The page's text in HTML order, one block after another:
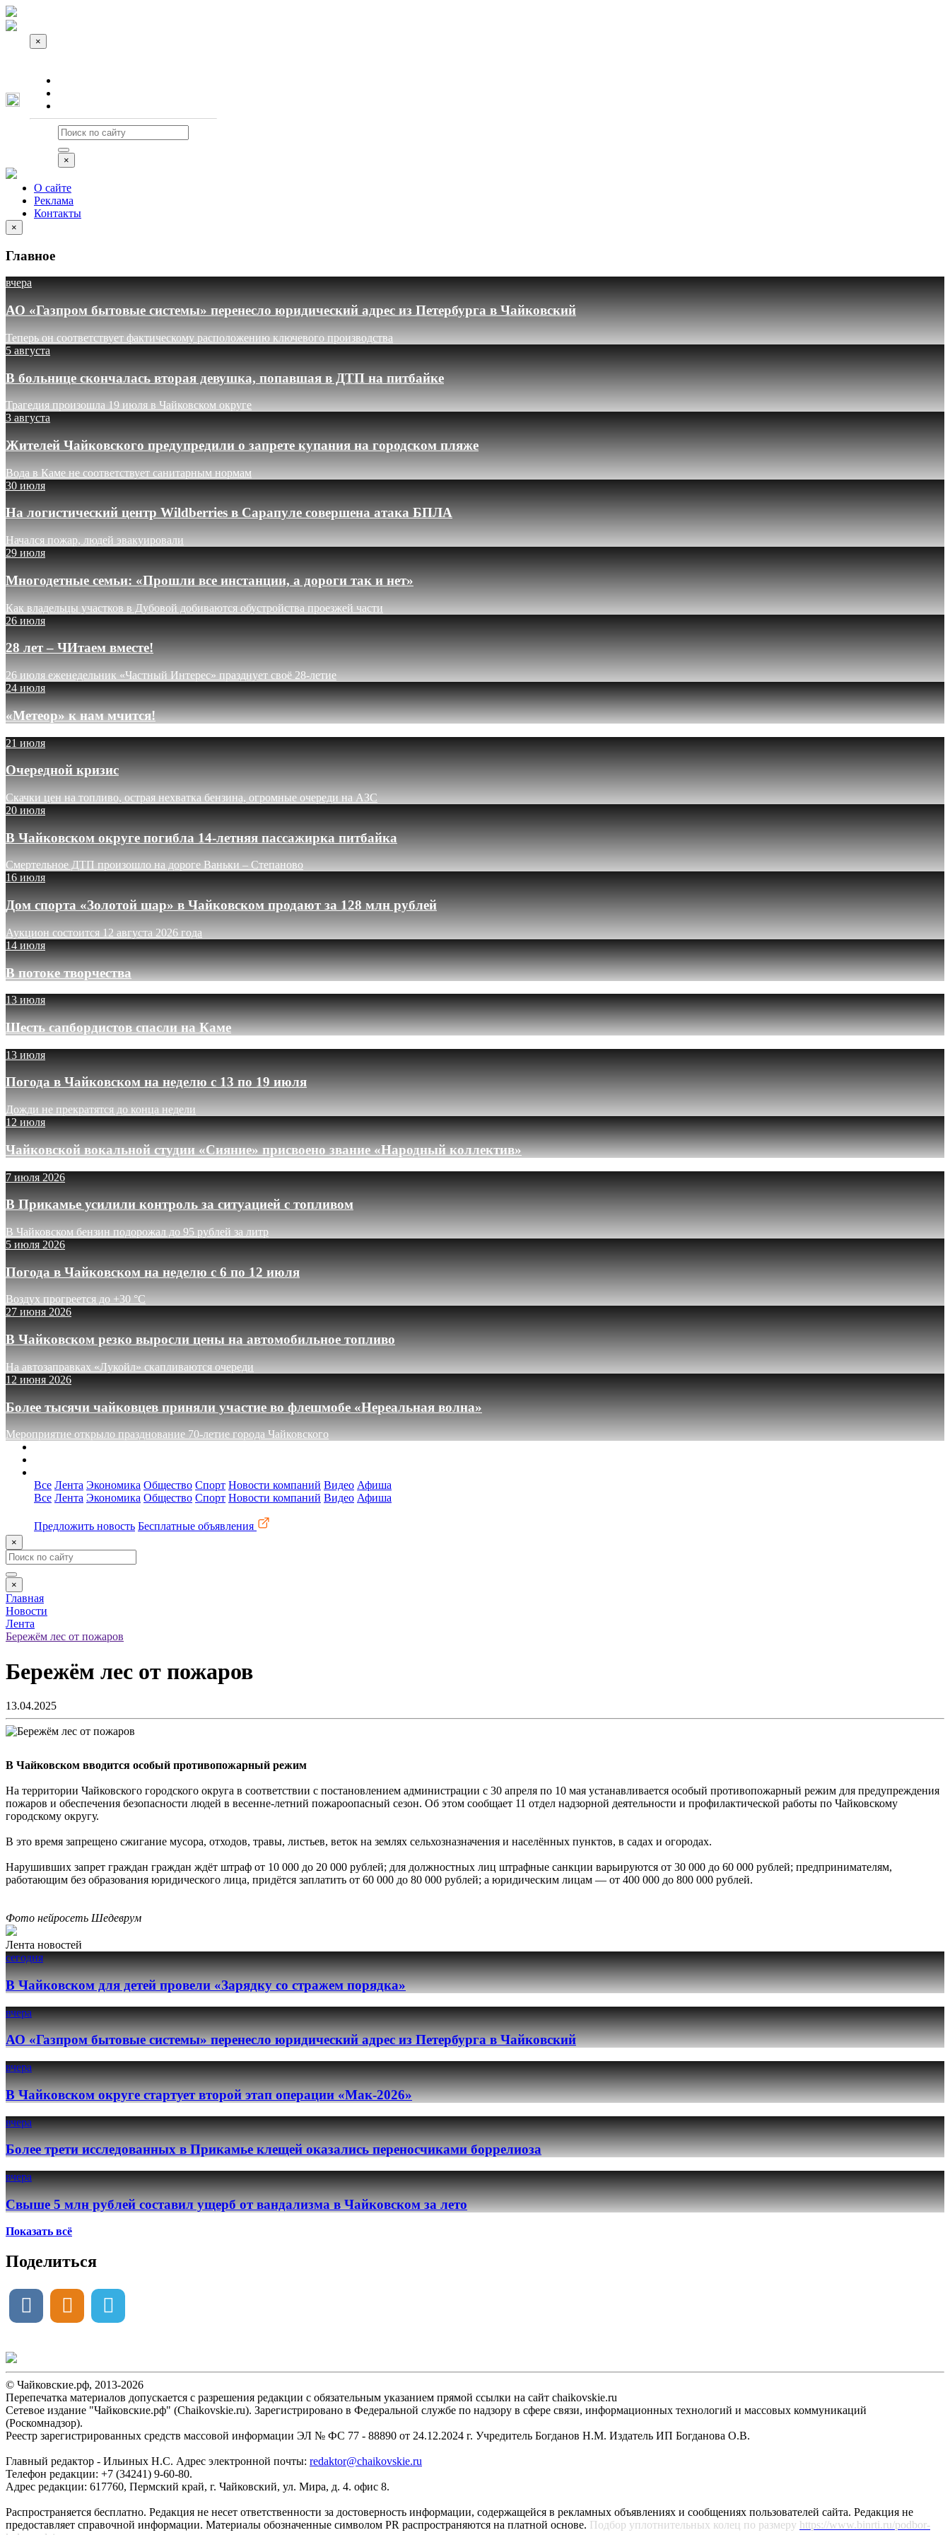
×
×
О сайте
Реклама
Контакты
×
Главное
вчера
АО «Газпром бытовые системы» перенесло юридический адрес из Петербурга в Чайковский
Теперь он соответствует фактическому расположению ключевого производства
5 августа
В больнице скончалась вторая девушка, попавшая в ДТП на питбайке
Трагедия произошла 19 июля в Чайковском округе
3 августа
Жителей Чайковского предупредили о запрете купания на городском пляже
Вода в Каме не соответствует санитарным нормам
30 июля
На логистический центр Wildberries в Сарапуле совершена атака БПЛА
Начался пожар, людей эвакуировали
29 июля
Многодетные семьи: «Прошли все инстанции, а дороги так и нет»
Как владельцы участков в Дубовой добиваются обустройства проезжей части
26 июля
28 лет – ЧИтаем вместе!
26 июля еженедельник «Частный Интерес» празднует своё 28-летие
24 июля
«Метеор» к нам мчится!
21 июля
Очередной кризис
Скачки цен на топливо, острая нехватка бензина, огромные очереди на АЗС
20 июля
В Чайковском округе погибла 14-летняя пассажирка питбайка
Смертельное ДТП произошло на дороге Ваньки – Степаново
16 июля
Дом спорта «Золотой шар» в Чайковском продают за 128 млн рублей
Аукцион состоится 12 августа 2026 года
14 июля
В потоке творчества
13 июля
Шесть сапбордистов спасли на Каме
13 июля
Погода в Чайковском на неделю с 13 по 19 июля
Дожди не прекратятся до конца недели
12 июля
Чайковской вокальной студии «Сияние» присвоено звание «Народный коллектив»
7 июля 2026
В Прикамье усилили контроль за ситуацией с топливом
В Чайковском бензин подорожал до 95 рублей за литр
5 июля 2026
Погода в Чайковском на неделю с 6 по 12 июля
Воздух прогреется до +30 °C
27 июня 2026
В Чайковском резко выросли цены на автомобильное топливо
На автозаправках «Лукойл» скапливаются очереди
12 июня 2026
Более тысячи чайковцев приняли участие во флешмобе «Нереальная волна»
Мероприятие открыло празднование 70-летие города Чайковского
Все Лента Экономика Общество Спорт Новости компаний Видео Афиша
Все Лента Экономика Общество Спорт Новости компаний Видео Афиша
Предложить новость Бесплатные объявления
×
×
Главная
Новости
Лента
Бережём лес от пожаров
Бережём лес от пожаров
13.04.2025
В Чайковском вводится особый противопожарный режим
На территории Чайковского городского округа в соответствии с постановлением администрации с 30 апреля по 10 мая устанавливается особый противопожарный режим для предупреждения
пожаров и обеспечения безопасности людей в весенне-летний пожароопасный сезон. Об этом сообщает 11 отдел надзорной деятельности и профилактической работы по Чайковскому
городскому округу.
В это время запрещено сжигание мусора, отходов, травы, листьев, веток на землях сельхозназначения и населённых пунктов, в садах и огородах.
Нарушивших запрет граждан граждан ждёт штраф от 10 000 до 20 000 рублей; для должностных лиц штрафные санкции варьируются от 30 000 до 60 000 рублей; предпринимателям,
работающим без образования юридического лица, придётся заплатить от 60 000 до 80 000 рублей; а юридическим лицам — от 400 000 до 800 000 рублей.
Фото нейросеть Шедеврум
Лента новостей
сегодня
В Чайковском для детей провели «Зарядку со стражем порядка»
вчера
АО «Газпром бытовые системы» перенесло юридический адрес из Петербурга в Чайковский
вчера
В Чайковском округе стартует второй этап операции «Мак-2026»
вчера
Более трети исследованных в Прикамье клещей оказались переносчиками боррелиоза
вчера
Свыше 5 млн рублей составил ущерб от вандализма в Чайковском за лето
Показать всё
Поделиться
© Чайковские.рф, 2013-2026
Перепечатка материалов допускается с разрешения редакции с обязательным указанием прямой ссылки на сайт chaikovskie.ru
Сетевое издание "Чайковские.рф" (Chaikovskie.ru). Зарегистрировано в Федеральной службе по надзору в сфере связи, информационных технологий и массовых коммуникаций
(Роскомнадзор).
Реестр зарегистрированных средств массовой информации ЭЛ № ФС 77 - 88890 от 24.12.2024 г. Учредитель Богданов Н.М. Издатель ИП Богданова О.В.
Главный редактор - Ильиных Н.С. Адрес электронной почты: redaktor@chaikovskie.ru
Телефон редакции: +7 (34241) 9-60-80.
Адрес редакции: 617760, Пермский край, г. Чайковский, ул. Мира, д. 4. офис 8.
Распространяется бесплатно. Редакция не несет ответственности за достоверность информации, содержащейся в рекламных объявлениях и сообщениях пользователей сайта. Редакция не
предоставляет справочной информации. Материалы обозначенные символом PR распространяются на платной основе. Подбор уплотнительных колец по размеру https://www.binrti.ru/podbor-